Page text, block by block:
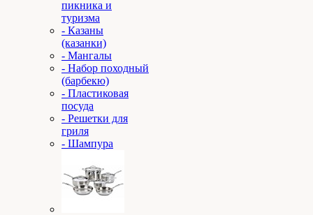
пикника и
туризма
- Казаны
(казанки)
- Мангалы
- Набор походный
(барбекю)
- Пластиковая
посуда
- Решетки для
гриля
- Шампура